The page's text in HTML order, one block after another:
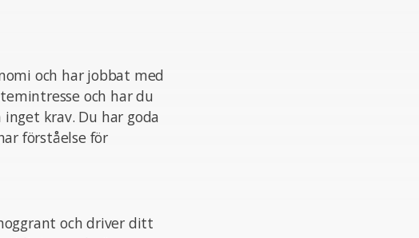
och har jobbat med
och har du
krav. Du har goda
förståelse för
och driver ditt